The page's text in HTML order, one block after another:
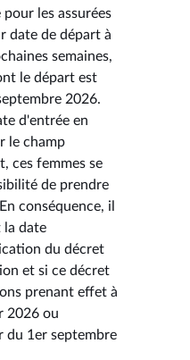
les assurées
date de départ à
semaines,
le départ est
2026.
d'entrée en
le champ
ces femmes se
de prendre
conséquence, il
la date
du décret
et si ce décret
prenant effet à
2026 ou
du 1er septembre